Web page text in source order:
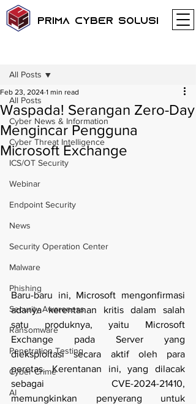
Prima Cyber Solusi
All Posts
Cyber News & Information
Cyber Threat Intelligence
ICS/OT Security
Webinar
Endpoint Security
News
Security Operation Center
Malware
Phishing
Security Awareness
Ransomware
Penetration Testing
Cyber Crime
AI
All Posts
Waspada! Serangan Zero-Day
Mengincar Pengguna
Microsoft Exchange
Feb 23, 2024 1 min read
Baru-baru ini, Microsoft mengonfirmasi
adanya kerentanan kritis dalam salah
satu produknya, yaitu Microsoft
Exchange pada Server yang
dieksploitasi secara aktif oleh para
peretas. Kerentanan ini, yang dilacak
sebagai CVE-2024-21410,
memungkinkan penyerang untuk